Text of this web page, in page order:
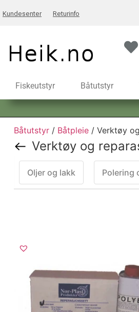
Kundesenter Returinfo
Fiskeutstyr Båtutstyr
Båtutstyr/ Båtpleie/ Verktøy
Verktøy og
Oljer og lakk Polering